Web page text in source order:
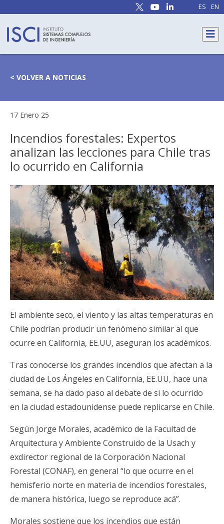
ES EN
< VOLVER A NOTICIAS
17 Enero 25
Incendios forestales: Expertos
analizan las lecciones para Chile tras
lo ocurrido en California
El ambiente seco, el viento y las altas temperaturas en
Chile podrían producir un fenómeno similar al que
ocurre en California, EE.UU, aseguran los académicos.
Tras conocerse los grandes incendios que afectan a la
ciudad de Los Ángeles en California, EE.UU, hace una
semana, se ha dado paso al debate de si lo ocurrido
en la ciudad estadounidense puede replicarse en Chile.
Según Jorge Morales, académico de la Facultad de
Arquitectura y Ambiente Construido de la Usach y
exdirector regional de la Corporación Nacional
Forestal (CONAF), en general “lo que ocurre en el
hemisferio norte en materia de incendios forestales,
de manera histórica, luego se reproduce acá”.
Morales sostiene que los incendios que están